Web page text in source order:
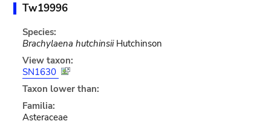
Tw19996
Species:
Brachylaena hutchinsiiHutchinson
View taxon:
SN1630
Taxon lower than:
Familia:
Asteraceae